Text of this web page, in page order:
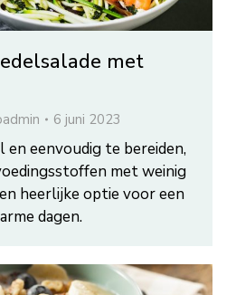
met
6 juni 2023
en eenvoudig te bereiden,
met weinig
heerlijke optie voor een
dagen.